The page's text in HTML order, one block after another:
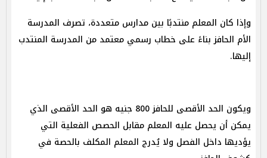
وإذا كان المعلم منتدبًا بين مدارس متعددة، تصرف المدرسة
الأم الحافز بناءً على خطاب رسمي معتمد من المدرسة المنتدب
إليها.
ويكون الحد الأقصى للحافز 800 جنيه هو الحد الأقصى الذي
يمكن أن يحصل عليه المعلم مقابل الحصص الفعلية التي
يؤديها داخل الفصل ولا يُدرج المعلم المكلف بالحصة في